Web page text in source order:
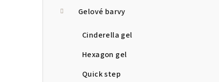
Gelové barvy
Cinderella gel
Hexagon gel
Quick step